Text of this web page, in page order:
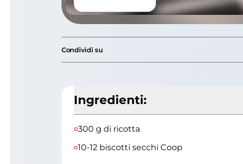
Condividi su
Ingredienti:
300 g di ricotta
10-12 biscotti secchi Coop